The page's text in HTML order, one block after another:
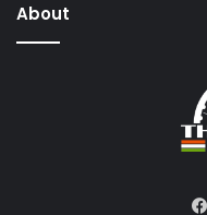
About